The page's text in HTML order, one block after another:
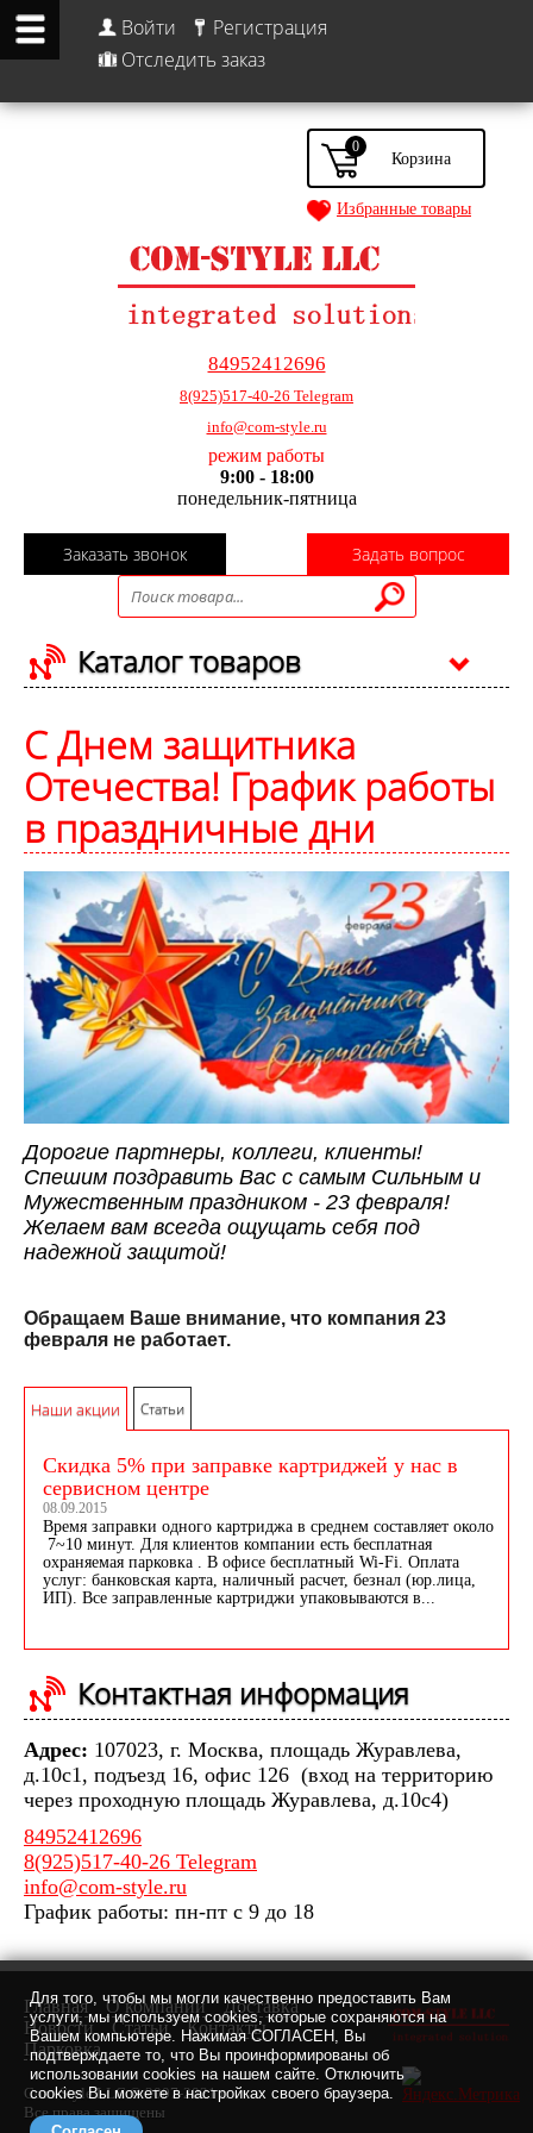
Войти
Регистрация
Отследить заказ
84952412696
8(925)517-40-26 Telegram
info@com-style.ru
режим работы
9:00 - 18:00
понедельник-пятница
Заказать звонок Задать вопрос
0
Избранные товары
Каталог товаров
C Днем защитника
Отечества! График работы
в праздничные дни
Дорогие партнеры, коллеги, клиенты!
Спешим поздравить Вас с самым Сильным и
Мужественным праздником - 23 февраля!
Желаем вам всегда ощущать себя под
надежной защитой!
Обращаем Ваше внимание, что компания 23
февраля не работает.
Для того, чтобы мы могли качественно предоставить Вам
услуги, мы используем cookies, которые сохраняются на
Вашем компьютере. Нажимая СОГЛАСЕН, Вы
подтверждаете то, что Вы проинформированы об
использовании cookies на нашем сайте. Отключить
cookies Вы можете в настройках своего браузера.
Наши акции
Скидка 5% при заправке картриджей у нас в
сервисном центре
08.09.2015
Время заправки одного картриджа в среднем составляет около
7~10 минут. Для клиентов компании есть бесплатная
охраняемая парковка . В офисе бесплатный Wi-Fi. Оплата
услуг: банковская карта, наличный расчет, безнал (юр.лица,
ИП). Все заправленные картриджи упаковываются в...
Статьи
Контактная информация
Адрес: 107023, г. Москва, площадь Журавлева,
д.10с1, подъезд 16, офис 126 (вход на территорию
через проходную площадь Журавлева, д.10с4)
84952412696
8(925)517-40-26 Telegram
info@com-style.ru
График работы: пн-пт с 9 до 18
Главная О компании
Доставка
Новости
Статьи
Контакты
Парковка
Com-Style LLC © 2007-2021 г.
Все права защищены